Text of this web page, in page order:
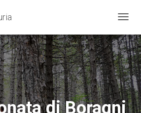
A
V
I
G
A
Z
I
O
N
di Boragni